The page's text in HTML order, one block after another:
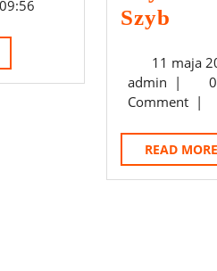
Profesjonalne
Do
Lakierniczej?
2023
09:56
Szyb
Klucz
Do
11 maja
admin admin
|
0
Comment |
READ MORE